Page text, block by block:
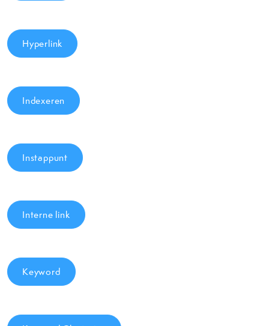
Hyperlink
Indexeren
Instappunt
Interne link
Keyword